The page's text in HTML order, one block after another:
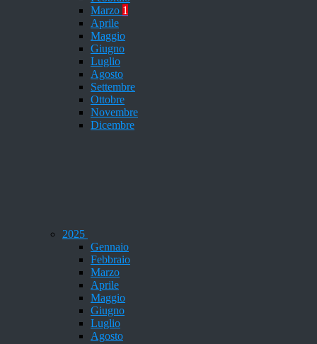
Marzo 1
Aprile
Maggio
Giugno
Luglio
Agosto
Settembre
Ottobre
Novembre
Dicembre
2025
Gennaio
Febbraio
Marzo
Aprile
Maggio
Giugno
Luglio
Agosto